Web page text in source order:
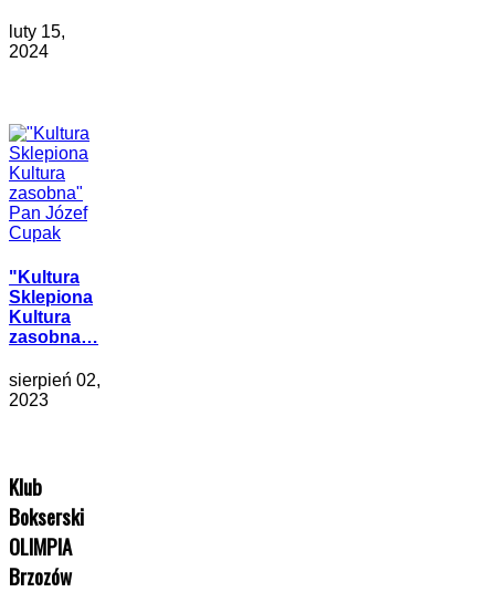
luty 15,
2024
"Kultura
Sklepiona
Kultura
zasobna…
sierpień 02,
2023
Klub
Bokserski
OLIMPIA
Brzozów